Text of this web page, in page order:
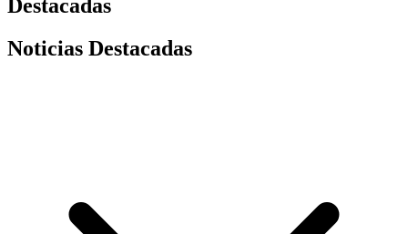
Destacadas
Noticias Destacadas